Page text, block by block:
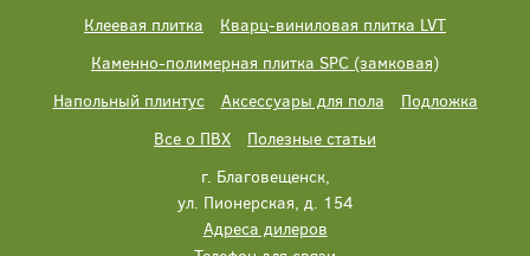
Клеевая плитка
Кварц-виниловая плитка LVT
Каменно-полимерная плитка SPC (замковая)
Напольный плинтус
Аксессуары для пола
Подложка
Все о ПВХ
Полезные статьи
г. Благовещенск,
ул. Пионерская, д. 154
Адреса дилеров